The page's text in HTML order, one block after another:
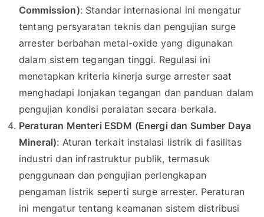
Commission): Standar internasional ini mengatur
tentang persyaratan teknis dan pengujian surge
arrester berbahan metal-oxide yang digunakan
dalam sistem tegangan tinggi. Regulasi ini
menetapkan kriteria kinerja surge arrester saat
menghadapi lonjakan tegangan dan panduan dalam
pengujian kondisi peralatan secara berkala.
Peraturan Menteri ESDM (Energi dan Sumber Daya
Mineral): Aturan terkait instalasi listrik di fasilitas
industri dan infrastruktur publik, termasuk
penggunaan dan pengujian perlengkapan
pengaman listrik seperti surge arrester. Peraturan
ini mengatur tentang keamanan sistem distribusi